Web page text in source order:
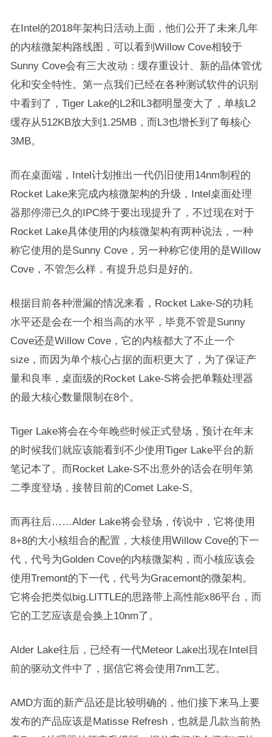
在Intel的2018年架构日活动上面，他们公开了未来几年
的内核微架构路线图，可以看到Willow Cove相较于
Sunny Cove会有三大改动：缓存重设计、新的晶体管优
化和安全特性。第一点我们已经在各种测试软件的识别
中看到了，Tiger Lake的L2和L3都明显变大了，单核L2
缓存从512KB放大到1.25MB，而L3也增长到了每核心
3MB。
而在桌面端，Intel计划推出一代仍旧使用14nm制程的
Rocket Lake来完成内核微架构的升级，Intel桌面处理
器那停滞已久的IPC终于要出现提升了，不过现在对于
Rocket Lake具体使用的内核微架构有两种说法，一种
称它使用的是Sunny Cove，另一种称它使用的是Willow
Cove，不管怎么样，有提升总归是好的。
根据目前各种泄漏的情况来看，Rocket Lake-S的功耗
水平还是会在一个相当高的水平，毕竟不管是Sunny
Cove还是Willow Cove，它的内核都大了不止一个
size，而因为单个核心占据的面积更大了，为了保证产
量和良率，桌面级的Rocket Lake-S将会把单颗处理器
的最大核心数量限制在8个。
Tiger Lake将会在今年晚些时候正式登场，预计在年末
的时候我们就应该能看到不少使用Tiger Lake平台的新
笔记本了。而Rocket Lake-S不出意外的话会在明年第
二季度登场，接替目前的Comet Lake-S。
而再往后……Alder Lake将会登场，传说中，它将使用
8+8的大小核组合的配置，大核使用Willow Cove的下一
代，代号为Golden Cove的内核微架构，而小核应该会
使用Tremont的下一代，代号为Gracemont的微架构。
它将会把类似big.LITTLE的思路带上高性能x86平台，而
它的工艺应该是会换上10nm了。
Alder Lake往后，已经有一代Meteor Lake出现在Intel目
前的驱动文件中了，据信它将会使用7nm工艺。
AMD方面的新产品还是比较明确的，他们接下来马上要
发布的产品应该是Matisse Refresh，也就是几款当前热